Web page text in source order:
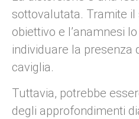
sottovalutata. Tramite
obiettivo e l’anamnesi
individuare la presenza
caviglia.
Tuttavia, potrebbe
degli approfondimenti